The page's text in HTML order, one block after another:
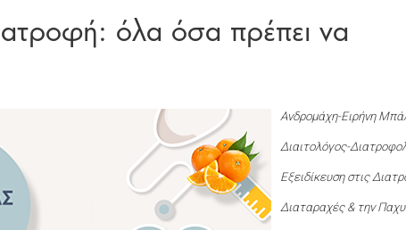
όλα όσα πρέπει να
Ανδρομάχη-Ειρήνη
Διαιτολόγος-
Εξειδίκευση στις
Διαταραχές & την